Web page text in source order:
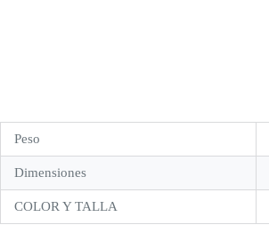
Peso
Dimensiones
COLOR Y TALLA